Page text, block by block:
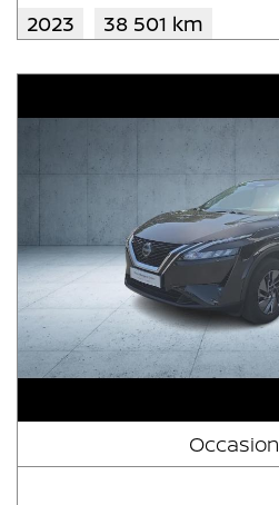
2023
38 501 km
Occasion